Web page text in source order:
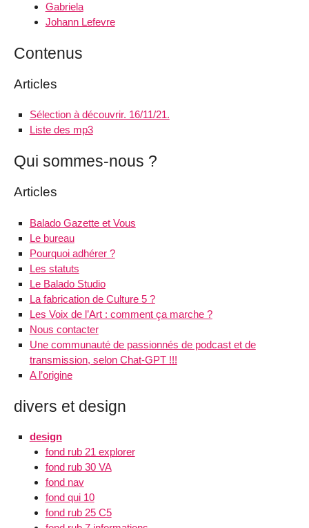
Gabriela
Johann Lefevre
Contenus
Articles
Sélection à découvrir. 16/11/21.
Liste des mp3
Qui sommes-nous ?
Articles
Balado Gazette et Vous
Le bureau
Pourquoi adhérer ?
Les statuts
Le Balado Studio
La fabrication de Culture 5 ?
Les Voix de l’Art : comment ça marche ?
Nous contacter
Une communauté de passionnés de podcast et de
transmission, selon Chat-GPT !!!
A l’origine
divers et design
design
fond rub 21 explorer
fond rub 30 VA
fond nav
fond qui 10
fond rub 25 C5